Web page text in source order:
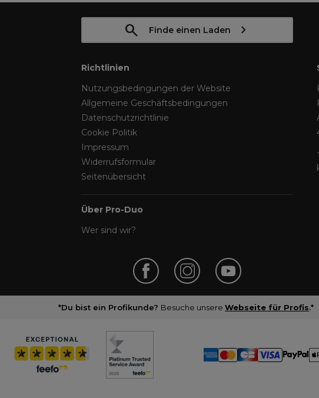
Finde einen Laden
Richtlinien
Nutzungsbedingungen der Website
Allgemeine Geschäftsbedingungen
Datenschutzrichtlinie
Cookie Politik
Impressum
Widerrufsformular
Seitenübersicht
Über Pro-Duo
Wer sind wir?
*Du bist ein Profikunde? Besuche unsere Webseite für Profis.*